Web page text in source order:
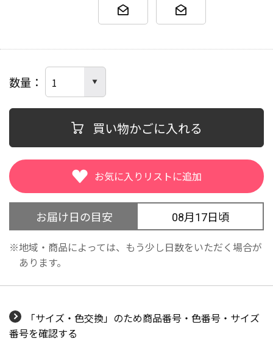
数量
買い物かごに入れる
お届け日の目安 08月17日頃
地域・商品によっては、もう少し日数をいただく場合が
あります。
「サイズ・色交換」のため商品番号・色番号・サイズ
番号を確認する